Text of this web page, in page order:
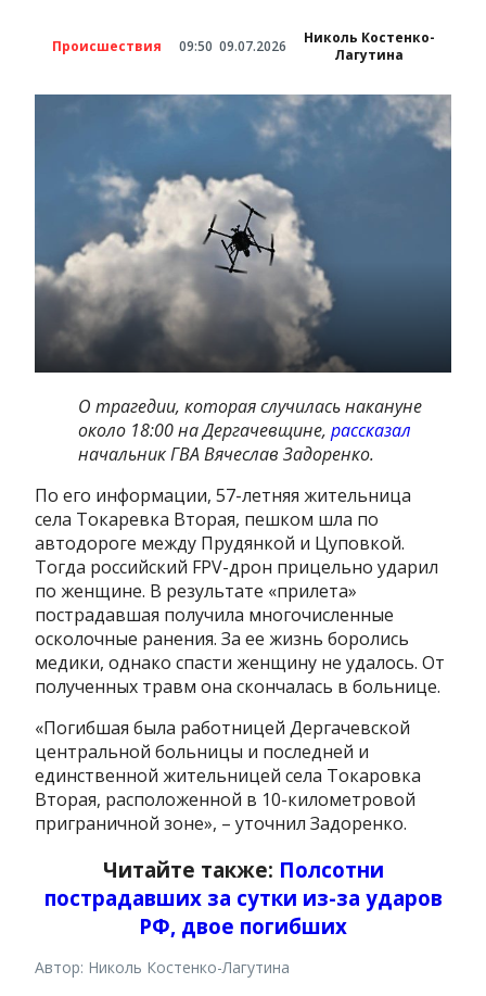
Происшествия 09:50 09.07.2026
Николь Костенко-
Лагутина
О трагедии, которая случилась накануне
около 18:00 на Дергачевщине,рассказал
начальник ГВА Вячеслав Задоренко.
По его информации, 57-летняя жительница
села Токаревка Вторая, пешком шла по
автодороге между Прудянкой и Цуповкой.
Тогда российский FPV-дрон прицельно ударил
по женщине. В результате «прилета»
пострадавшая получила многочисленные
осколочные ранения. За ее жизнь боролись
медики, однако спасти женщину не удалось. От
полученных травм она скончалась в больнице.
«Погибшая была работницей Дергачевской
центральной больницы и последней и
единственной жительницей села Токаровка
Вторая, расположенной в 10-километровой
приграничной зоне», – уточнил Задоренко.
Читайте также: Полсотни
пострадавших за сутки из-за ударов
РФ, двое погибших
Автор: Николь Костенко-Лагутина